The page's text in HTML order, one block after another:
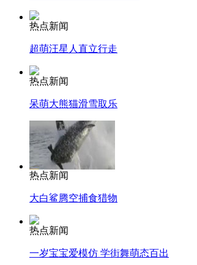
热点新闻
超萌汪星人直立行走
热点新闻
呆萌大熊猫滑雪取乐
热点新闻
大白鲨腾空捕食猎物
热点新闻
一岁宝宝爱模仿 学街舞萌态百出